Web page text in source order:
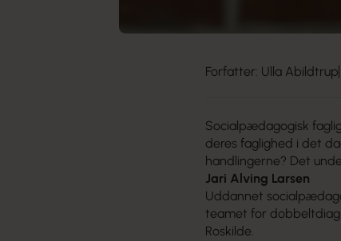
Forfatter: Ulla Abildtrup
Socialpædagogisk
deres faglighed i det
handlingerne? Det
Jari Alving Larsen
Uddannet
teamet for
Roskilde.